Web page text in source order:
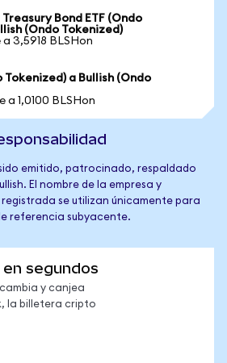
Treasury Bond ETF (Ondo
(Ondo Tokenized)
a 3,5918 BLSHon
Tokenized) a Bullish (Ondo
a 1,0100 BLSHon
emitido, patrocinado, respaldado
El nombre de la empresa y
se utilizan únicamente para
referencia subyacente.
segundos
y canjea
la billetera cripto